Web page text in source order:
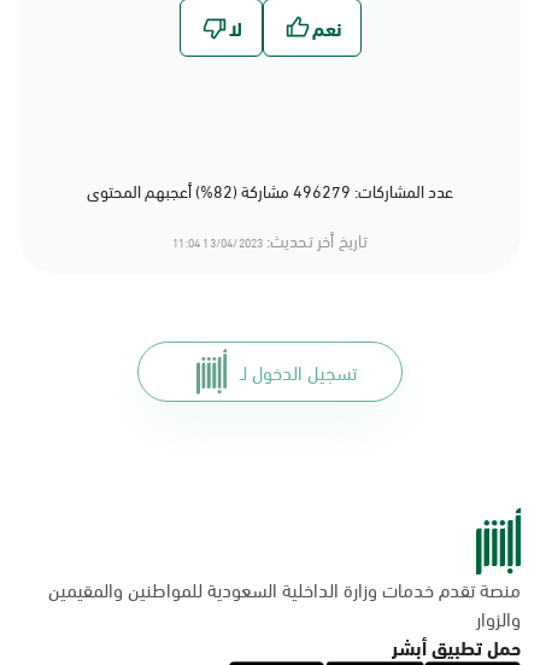
عدد المشاركات: 496279 مشاركة (82%) أعجبهم المحتوى
تاريخ أخر تحديث: 13/04/2023 11:04
تسجيل الدخول لـ
منصة تقدم خدمات وزارة الداخلية السعودية للمواطنين والمقيمين
والزوار
حمل تطبيق أبشر